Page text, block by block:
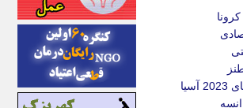
اینتیتر
ایونا نیوز
بازتاب آنلاین
باشگاه خبرنگاران
باغستان نیوز
بامبوک